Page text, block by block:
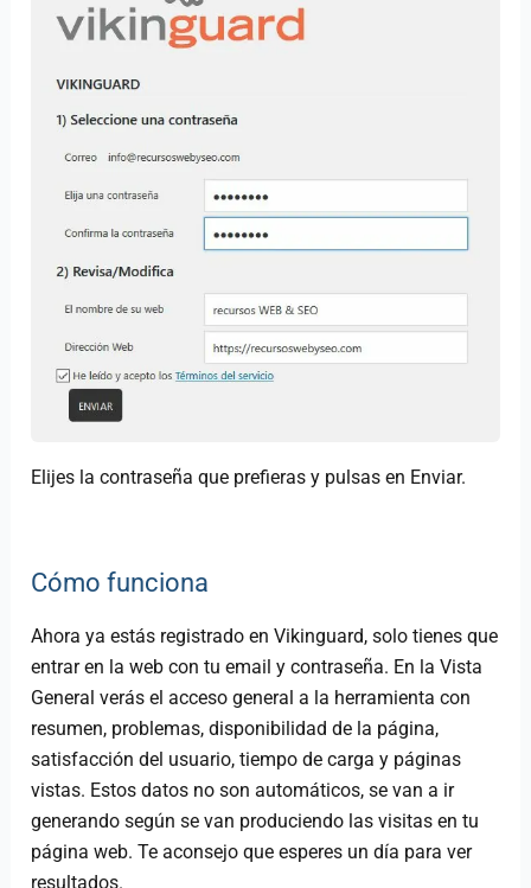
Elijes la contraseña que prefieras y pulsas en Enviar.
Cómo funciona
Ahora ya estás registrado en Vikinguard, solo tienes que
entrar en la web con tu email y contraseña. En la Vista
General verás el acceso general a la herramienta con
resumen, problemas, disponibilidad de la página,
satisfacción del usuario, tiempo de carga y páginas
vistas. Estos datos no son automáticos, se van a ir
generando según se van produciendo las visitas en tu
página web. Te aconsejo que esperes un día para ver
resultados.